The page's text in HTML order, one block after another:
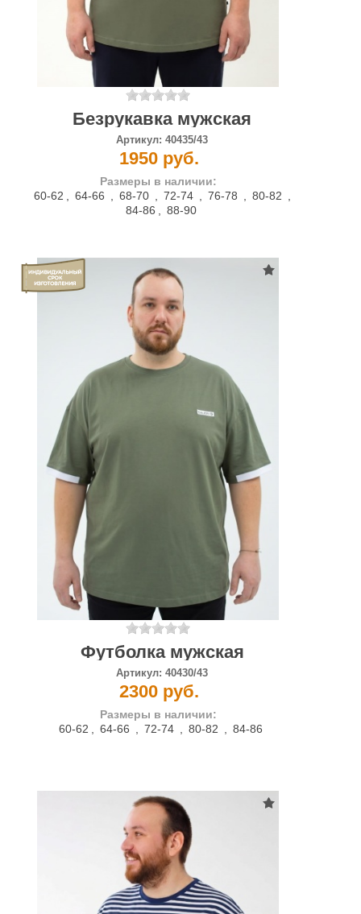
Безрукавка мужская
Артикул: 40435/43
1950 руб.
Размеры в наличии:
60-62 , 64-66 , 68-70 , 72-74 , 76-78 , 80-82 ,
84-86 , 88-90
Футболка мужская
Артикул: 40430/43
2300 руб.
Размеры в наличии:
60-62 , 64-66 , 72-74 , 80-82 , 84-86